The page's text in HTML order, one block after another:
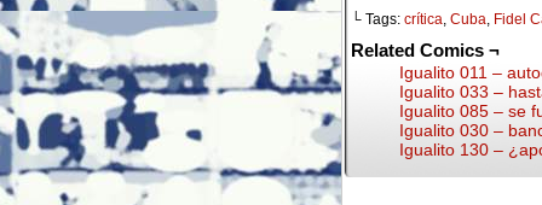
└ Tags: crítica, Cuba, Fidel
Related Comics ¬
Igualito 011 –
Igualito 033 –
Igualito 085 – se
Igualito 030 –
Igualito 130 –